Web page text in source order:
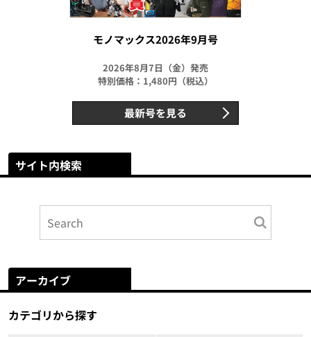
モノマックス2026年9月号
2026年8月7日（金）発売
特別価格：1,480円（税込）
最新号を見る
サイト内検索
アーカイブ
カテゴリから探す